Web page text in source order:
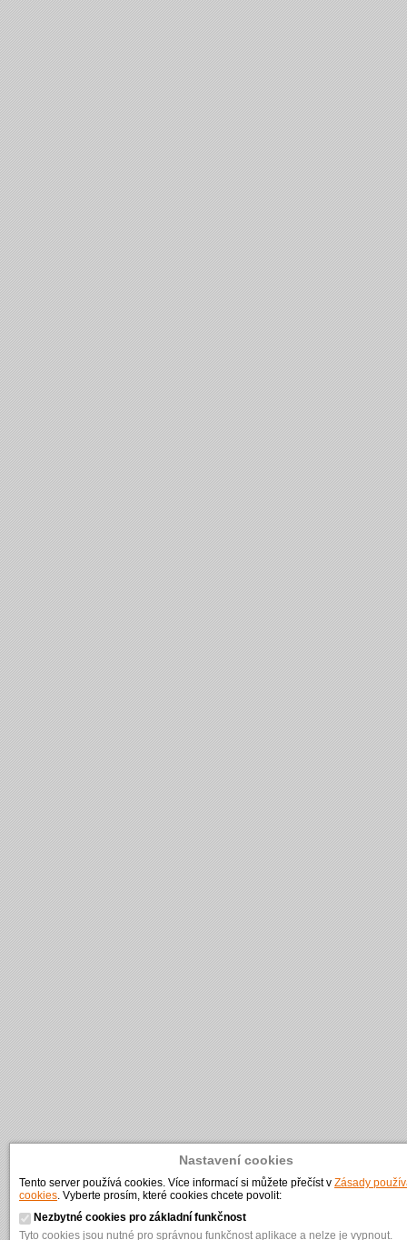
Nastavení cookies
Tento server používá cookies. Více informací si můžete přečíst v Zásady
cookies. Vyberte prosím, které cookies chcete povolit:
Nezbytné cookies pro základní funkčnost
Tyto cookies jsou nutné pro správnou funkčnost aplikace a nelze je vypnout.